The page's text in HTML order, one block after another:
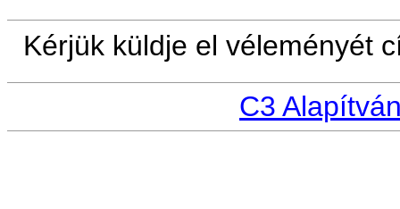
Kérjük küldje el véleményét
C3